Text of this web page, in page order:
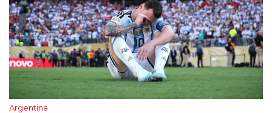
Argentina